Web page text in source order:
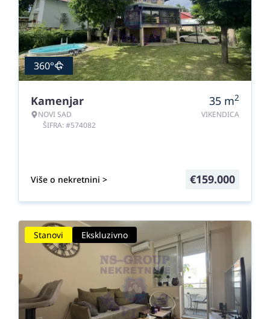
360°
Kamenjar
NOVI SAD
ŠIFRA: #574082
35 m2
VIKENDICA
Više o nekretnini > €159.000
Stanovi Ekskluzivno